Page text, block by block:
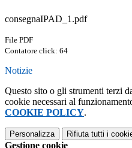
consegnaIPAD_1.pdf
File PDF
Contatore click: 64
Notizie
Questo sito o gli strumenti terzi
cookie necessari al
COOKIE POLICY.
Personalizza Rifiuta tutti i
Gestione cookie